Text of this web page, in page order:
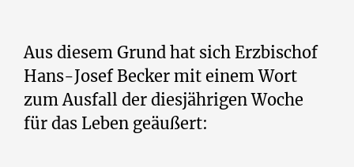
Aus diesem Grund hat sich Erzbischof
Hans-Josef Becker mit einem Wort
zum Ausfall der diesjährigen Woche
für das Leben geäußert: